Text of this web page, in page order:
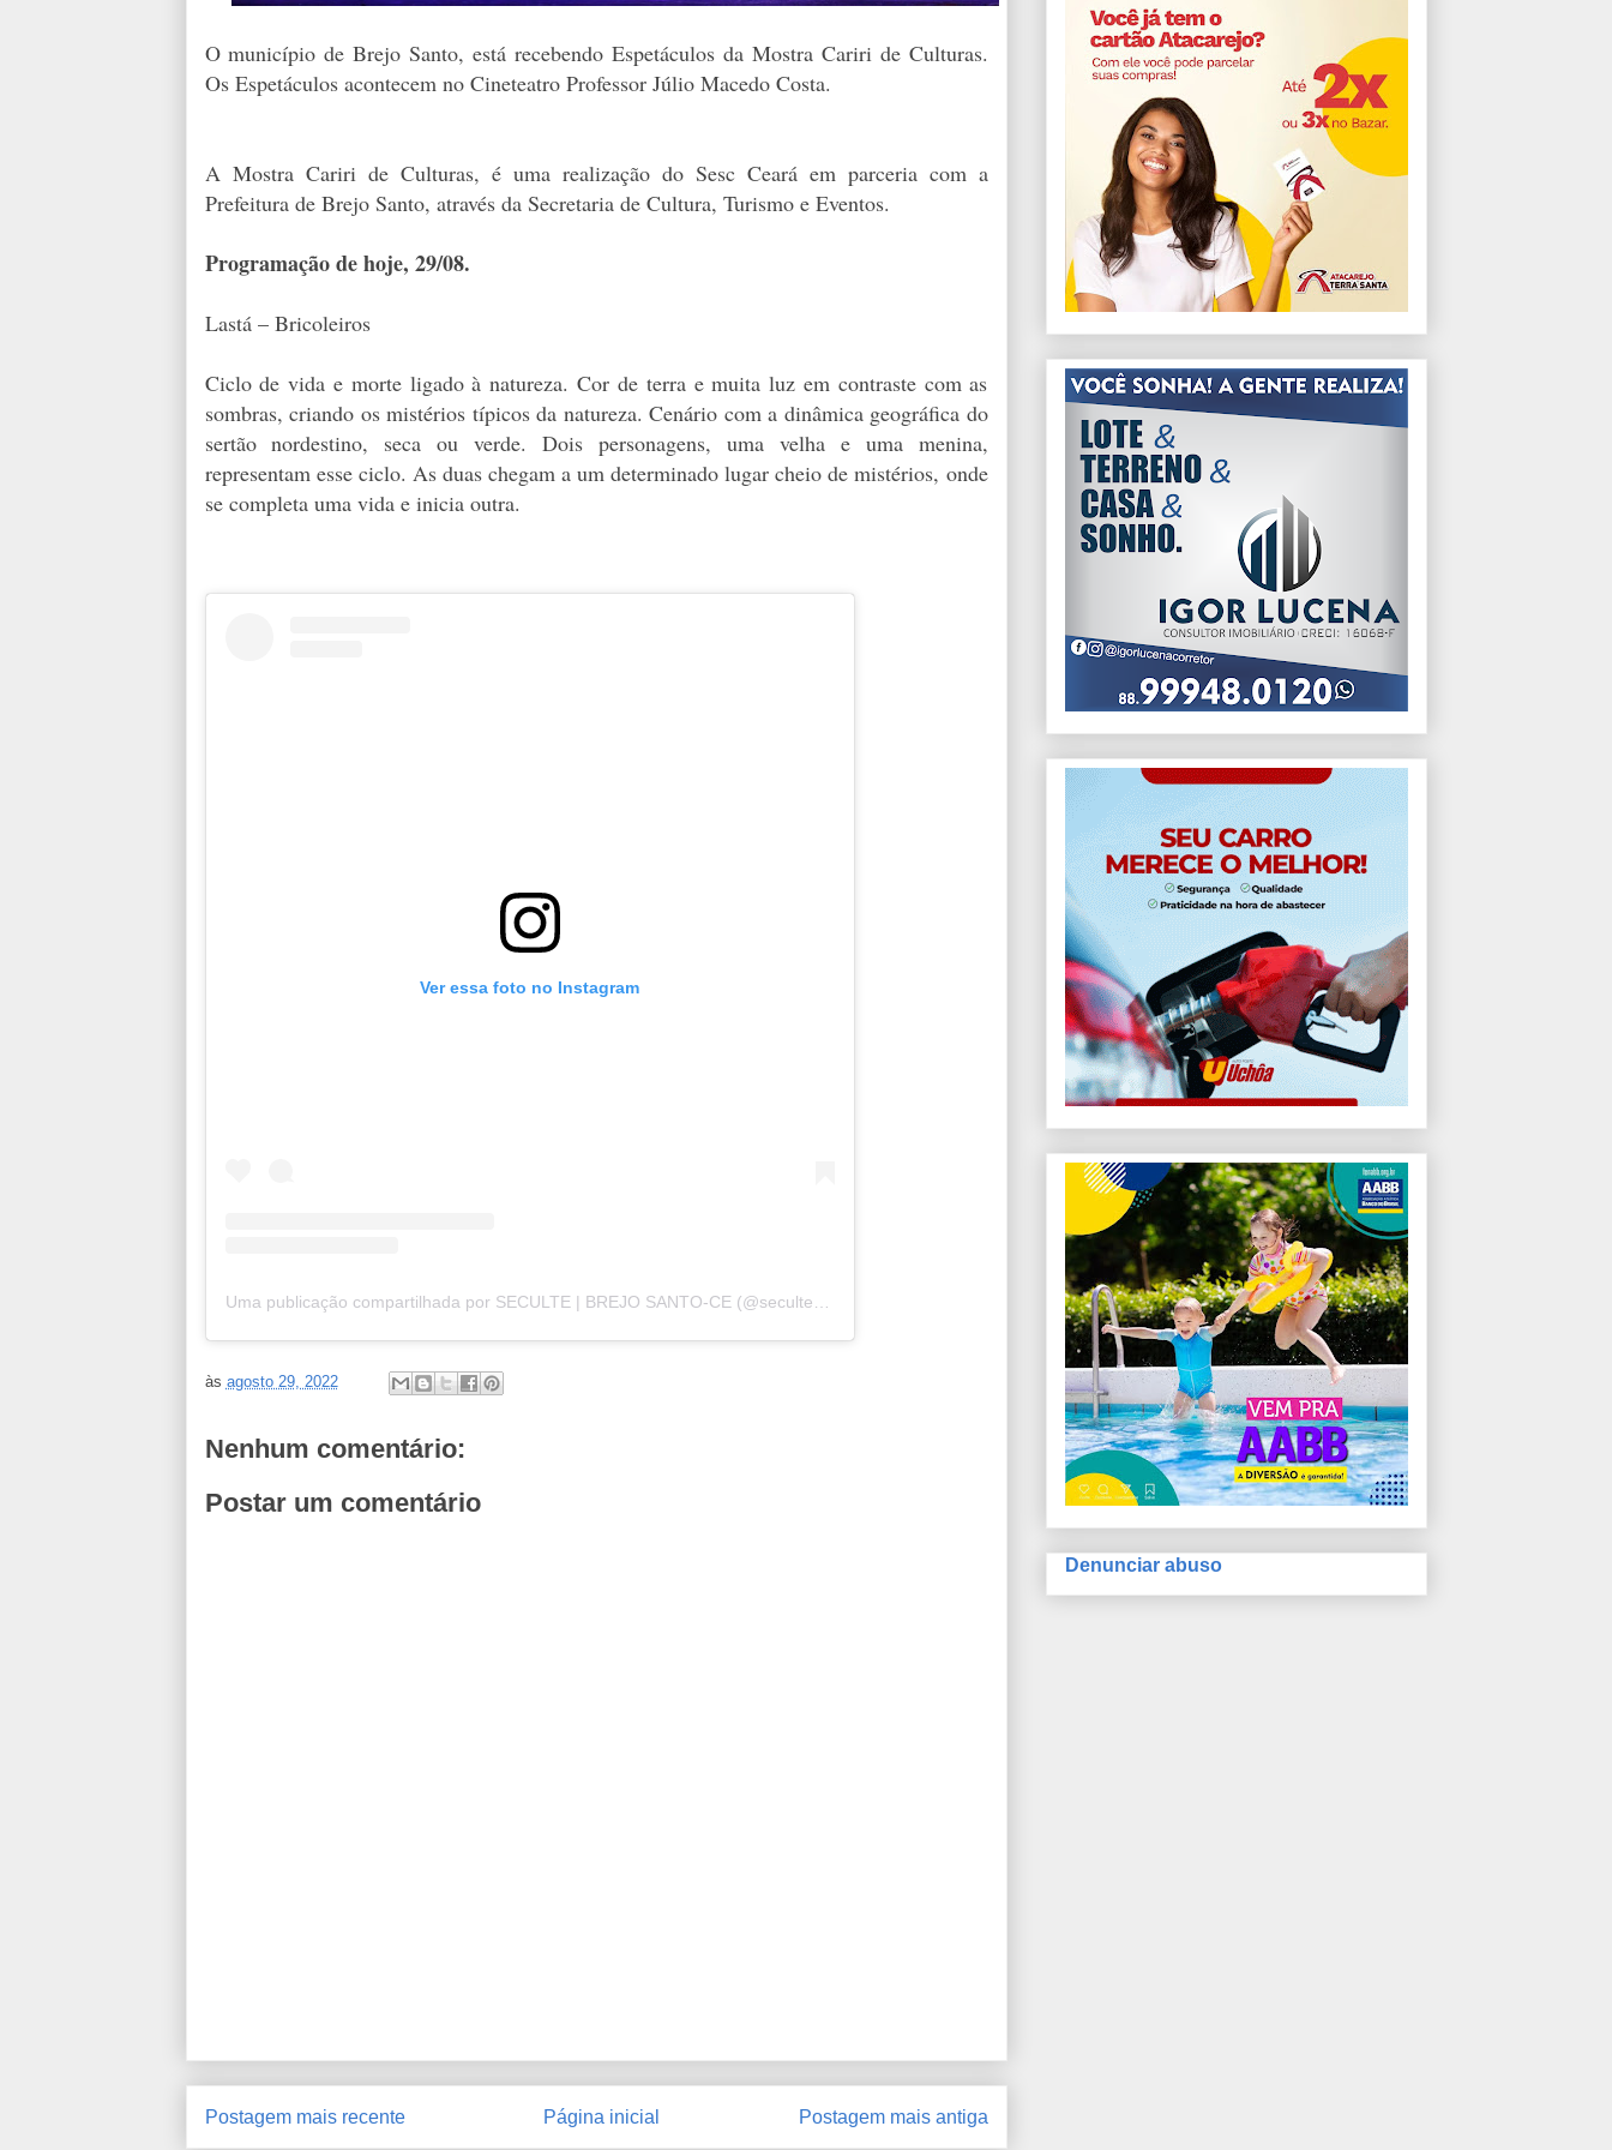
O município de Brejo Santo, está recebendo Espetáculos da Mostra Cariri de Culturas.
Os Espetáculos acontecem no Cineteatro Professor Júlio Macedo Costa.
A Mostra Cariri de Culturas, é uma realização do Sesc Ceará em parceria com a
Prefeitura de Brejo Santo, através da Secretaria de Cultura, Turismo e Eventos.
Programação de hoje, 29/08.
Lastá – Bricoleiros
Ciclo de vida e morte ligado à natureza. Cor de terra e muita luz em contraste com as
sombras, criando os mistérios típicos da natureza. Cenário com a dinâmica geográfica do
sertão nordestino, seca ou verde. Dois personagens, uma velha e uma menina,
representam esse ciclo. As duas chegam a um determinado lugar cheio de mistérios, onde
se completa uma vida e inicia outra.
Ver essa foto no Instagram
às agosto 29, 2022
Nenhum comentário:
Postar um comentário
Postagem mais recente Postagem mais antiga
Página inicial
Denunciar abuso